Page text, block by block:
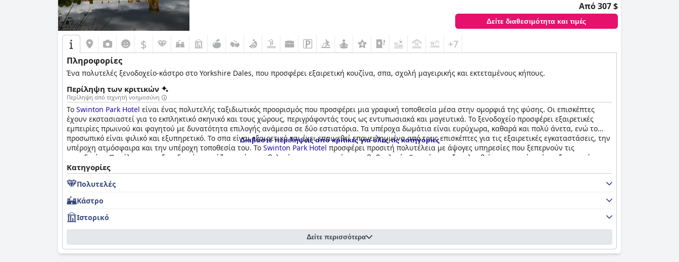
Από 307 $
Δείτε διαθεσιμότητα και τιμές
$ +7
Πληροφορίες
Ένα πολυτελές ξενοδοχείο-κάστρο στο Yorkshire Dales, που προσφέρει εξαιρετική κουζίνα, σπα, σχολή μαγειρικής και εκτεταμένους κήπους.
Περίληψη των κριτικών
Περίληψη από τεχνητή νοημοσύνη
Το Swinton Park Hotel είναι ένας πολυτελής ταξιδιωτικός προορισμός που προσφέρει μια γραφική τοποθεσία μέσα στην ομορφιά της φύσης. Οι επισκέπτες
έχουν εκστασιαστεί για το εκπληκτικό σκηνικό και τους χώρους, περιγράφοντάς τους ως εντυπωσιακά και μαγευτικά. Το ξενοδοχείο προσφέρει εξαιρετικές
εμπειρίες πρωινού και φαγητού με δυνατότητα επιλογής ανάμεσα σε δύο εστιατόρια. Τα υπέροχα δωμάτια είναι ευρύχωρα, καθαρά και πολύ άνετα, ενώ το
προσωπικό είναι φιλικό και εξυπηρετικό. Το σπα είναι εξαιρετικό και έχει επαινεθεί επανειλημμένα από τους επισκέπτες για τις εξαιρετικές εγκαταστάσεις, την
υπέροχη ατμόσφαιρα και την υπέροχη τοποθεσία του. Το Swinton Park Hotel προσφέρει προσιτή πολυτέλεια με άψογες υπηρεσίες που ξεπερνούν τις
προσδοκίες. Παρόλο που το ξενοδοχείο χρειάζεται κάποιες βελτιώσεις για να φτάσει σε βαθμολογία 5 αστέρων, εξακολουθεί να παραμένει ένα εξαιρετικό και
μάλλον πολυτελές μέρος για να μείνετε.
Διαβάστε περιλήψεις από κριτικές για όλες τις κατηγορίες
Κατηγορίες
Πολυτελές
Κάστρο
Ιστορικό
Δείτε περισσότερα